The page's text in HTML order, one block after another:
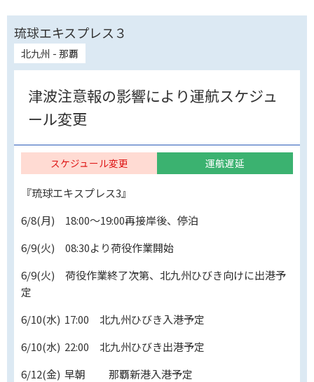
琉球エキスプレス３
北九州 - 那覇
津波注意報の影響により運航スケジュ
ール変更
スケジュール変更 運航遅延
『琉球エキスプレス3』
6/8(月) 18:00～19:00再接岸後、停泊
6/9(火) 08:30より荷役作業開始
6/9(火) 荷役作業終了次第、北九州ひびき向けに出港予
定
6/10(水) 17:00 北九州ひびき入港予定
6/10(水) 22:00 北九州ひびき出港予定
6/12(金) 早朝 那覇新港入港予定